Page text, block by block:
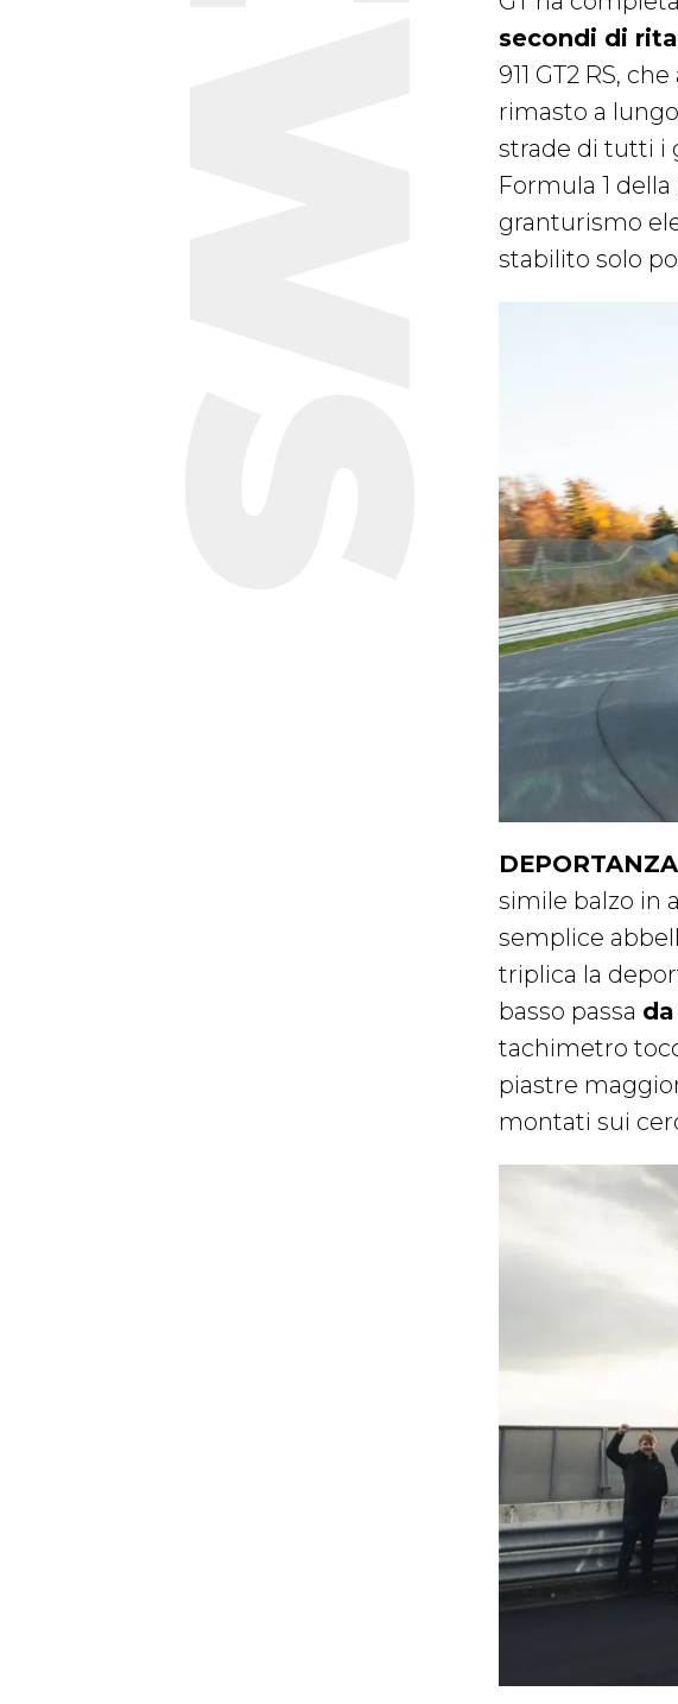
secondi di
911 GT2 RS,
rimasto a
strade di tutti i
Formula 1
granturismo
stabilito solo
simile balzo in
semplice
triplica la
basso passa
tachimetro
piastre
montati sui